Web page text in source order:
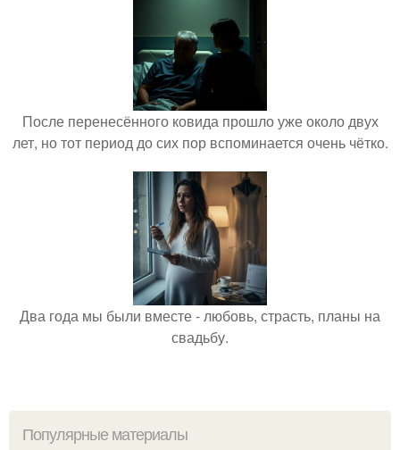
После перенесённого ковида прошло уже около двух
лет, но тот период до сих пор вспоминается очень чётко.
Два года мы были вместе - любовь, страсть, планы на
свадьбу.
Популярные материалы